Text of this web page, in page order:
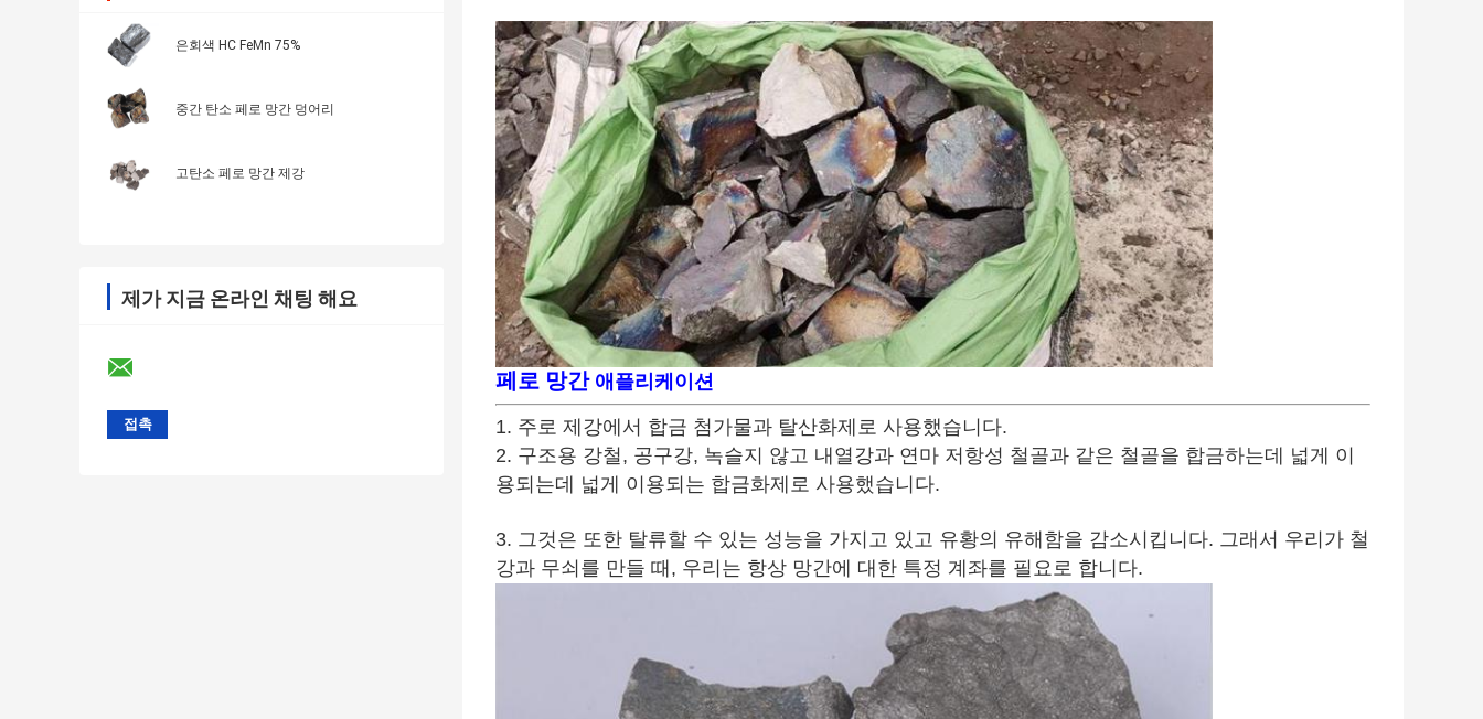
은회색 HC FeMn 75%
중간 탄소 페로 망간 덩어리
고탄소 페로 망간 제강
제가 지금 온라인 채팅 해요
페로 망간 애플리케이션
1. 주로 제강에서 합금 첨가물과 탈산화제로 사용했습니다.
2. 구조용 강철, 공구강, 녹슬지 않고 내열강과 연마 저항성 철골과 같은 철골을 합금하는데 넓게 이
용되는데 넓게 이용되는 합금화제로 사용했습니다.
3. 그것은 또한 탈류할 수 있는 성능을 가지고 있고 유황의 유해함을 감소시킵니다. 그래서 우리가 철
강과 무쇠를 만들 때, 우리는 항상 망간에 대한 특정 계좌를 필요로 합니다.